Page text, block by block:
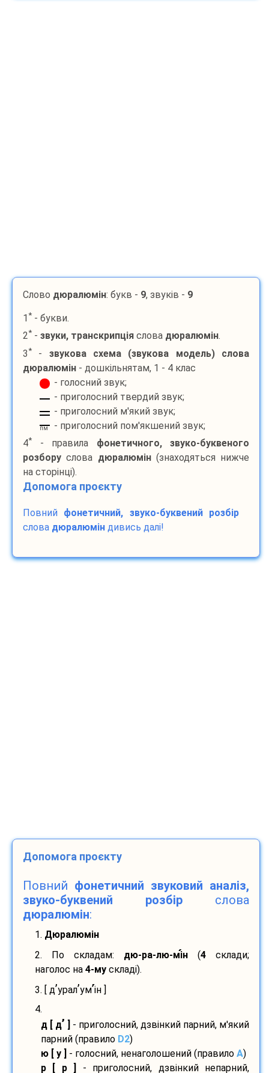
Слово дюралюмін: букв - 9, звуків - 9
1 * - букви.
2* - звуки, транскрипція слова дюралюмін.
3* - звукова схема (звукова модель) слова
дюралюмін - дошкільнятам, 1 - 4 клас
- голосний звук;
- приголосний твердий звук;
- приголосний м'який звук;
пм
- приголосний пом'якшений звук;
4* - правила фонетичного, звуко-буквеного
розбору слова дюралюмін(знаходяться нижче
на сторінці).
Допомога проєкту
Повний фонетичний, звуко-буквений розбір
слова дюралюмін дивись далі!
Допомога проєкту
Повний фонетичний звуковий аналіз,
звуко-буквений розбір слова
дюралюмін:
1. Дюралюмін
2. По складам: дю-ра-лю-мін (4 склади;
наголос на 4-му складі).
3. [ д’урал’ум’ін ]
4.
д [ д’
- приголосний, дзвінкий парний, м'який
парний (правило D2)
ю [ у ]
- голосний, ненаголошений (правило A)
р [ р ]
- приголосний, дзвінкий непарний,